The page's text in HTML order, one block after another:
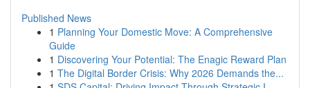
Published News
1 Planning Your Domestic Move: A Comprehensive
Guide
1 Discovering Your Potential: The Enagic Reward Plan
1 The Digital Border Crisis: Why 2026 Demands the...